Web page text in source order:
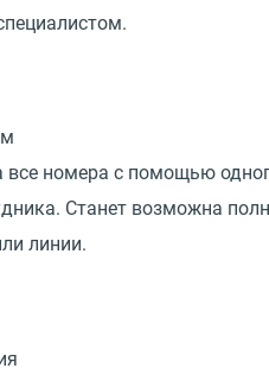
номера с помощью
Станет возможна
линии.